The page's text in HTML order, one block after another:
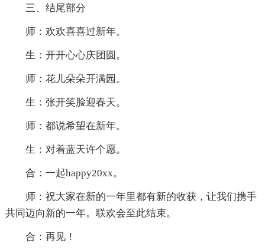
三、结尾部分
师：欢欢喜喜过新年。
生：开开心心庆团圆。
师：花儿朵朵开满园。
生：张开笑脸迎春天。
师：都说希望在新年。
生：对着蓝天许个愿。
合：一起happy20xx。
师：祝大家在新的一年里都有新的收获，让我们携手
共同迈向新的一年。联欢会至此结束。
合：再见！